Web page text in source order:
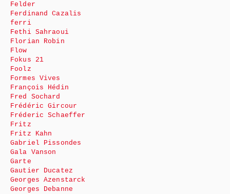
Felder
Ferdinand Cazalis
ferri
Fethi Sahraoui
Florian Robin
Flow
Fokus 21
Foolz
Formes Vives
François Hédin
Fred Sochard
Frédéric Gircour
Fréderic Schaeffer
Fritz
Fritz Kahn
Gabriel Pissondes
Gala Vanson
Garte
Gautier Ducatez
Georges Azenstarck
Georges Debanne